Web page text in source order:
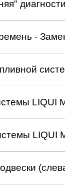
-
LIQUI
LIQUI